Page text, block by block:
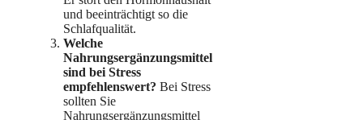
und beeinträchtigt so die
Schlafqualität.
Welche
Nahrungsergänzungsmittel
sind bei Stress
empfehlenswert? Bei Stress
sollten Sie
Nahrungsergänzungsmittel